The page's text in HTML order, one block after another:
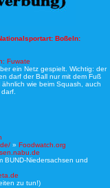
Boßeln:
Fuwate
ein Netz gespielt. Wichtig: der
darf der Ball nur mit dem Fuß
wie beim Squash, auch
» Foodwatch.org
BUND-Niedersachsen und
zu tun!)